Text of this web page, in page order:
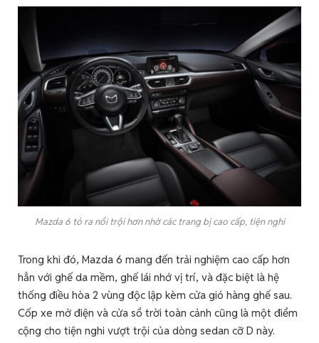
Mazda 6 tỏ ra nổi trội hơn nhờ các trang bị cao cấp, tiện nghi
Trong khi đó, Mazda 6 mang đến trải nghiệm cao cấp hơn
hẳn với ghế da mềm, ghế lái nhớ vị trí, và đặc biệt là hệ
thống điều hòa 2 vùng độc lập kèm cửa gió hàng ghế sau.
Cốp xe mở điện và cửa sổ trời toàn cảnh cũng là một điểm
cộng cho tiện nghi vượt trội của dòng sedan cỡ D này.